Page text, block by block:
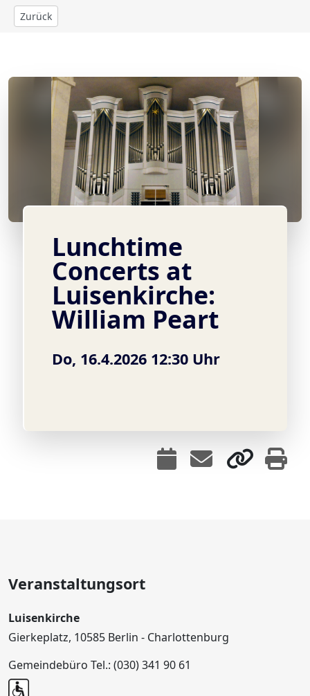
Zurück
Lunchtime
Concerts at
Luisenkirche:
William Peart
Do, 16.4.2026 12:30 Uhr
Veranstaltungsort
Luisenkirche
Gierkeplatz, 10585 Berlin - Charlottenburg
Gemeindebüro Tel.: (030) 341 90 61